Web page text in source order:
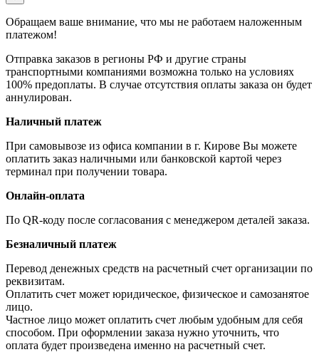
Обращаем ваше внимание, что мы не работаем наложенным
платежом!
Отправка заказов в регионы РФ и другие страны
транспортными компаниями возможна только на условиях
100% предоплаты. В случае отсутствия оплаты заказа он будет
аннулирован.
Наличный платеж
При самовывозе из офиса компании в г. Кирове Вы можете
оплатить заказ наличными или банковской картой через
терминал при получении товара.
Онлайн-оплата
По QR-коду после согласования с менеджером деталей заказа.
Безналичный платеж
Перевод денежных средств на расчетный счет организации по
реквизитам.
Оплатить счет может юридическое, физическое и самозанятое
лицо.
Частное лицо может оплатить счет любым удобным для себя
способом. При оформлении заказа нужно уточнить, что
оплата будет произведена именно на расчетный счет.